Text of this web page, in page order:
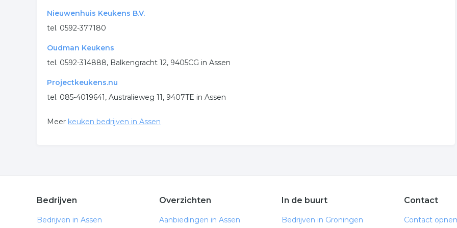
Nieuwenhuis Keukens B.V.
tel. 0592-377180
Oudman Keukens
tel. 0592-314888, Balkengracht 12, 9405CG in Assen
Projectkeukens.nu
tel. 085-4019641, Australieweg 11, 9407TE in Assen
Meer keuken bedrijven in Assen
Bedrijven
Bedrijven in Assen
Overzichten
Aanbiedingen in Assen
In de buurt
Bedrijven in Groningen
Contact
Contact